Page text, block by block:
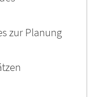
zur Planung